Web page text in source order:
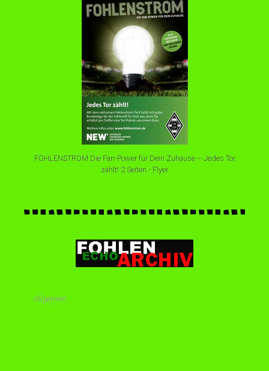
FOHLENSTROM Die Fan-Power für Dein Zuhause – Jedes Tor
zählt! 2 Seiten - Flyer
Allgemein